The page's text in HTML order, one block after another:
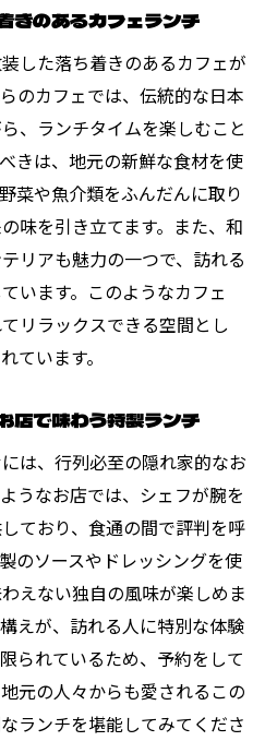
きのあるカフェランチ
した落ち着きのあるカフェが
のカフェでは、伝統的な日本
、ランチタイムを楽しむこと
きは、地元の新鮮な食材を使
菜や魚介類をふんだんに取り
味を引き立てます。また、和
リアも魅力の一つで、訪れる
います。このようなカフェ
リラックスできる空間とし
ています。
店で味わう特製ランチ
は、行列必至の隠れ家的なお
うなお店では、シェフが腕を
ており、食通の間で評判を呼
のソースやドレッシングを使
えない独自の風味が楽しめま
えが、訪れる人に特別な体験
られているため、予約をして
元の人々からも愛されるこの
ランチを堪能してみてくださ